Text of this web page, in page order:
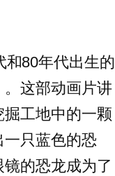
和80年代出生的
。这部动画片讲
工地中的一颗
只蓝色的恐
的恐龙成为了